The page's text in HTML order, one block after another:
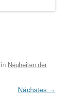
in Neuheiten der
Nächstes →